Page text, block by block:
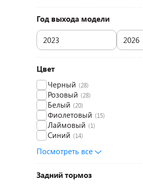
Год выхода модели
Цвет
Черный (28)
Розовый (28)
Белый (20)
Фиолетовый (15)
Лаймовый (1)
Синий (14)
Посмотреть все
Задний тормоз